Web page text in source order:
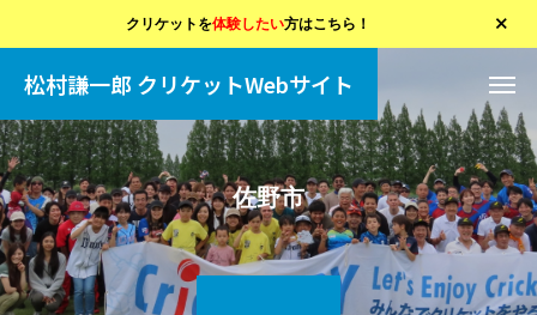
クリケットを体験したい方はこちら！
松村謙一郎 クリケットWebサイト
佐野市